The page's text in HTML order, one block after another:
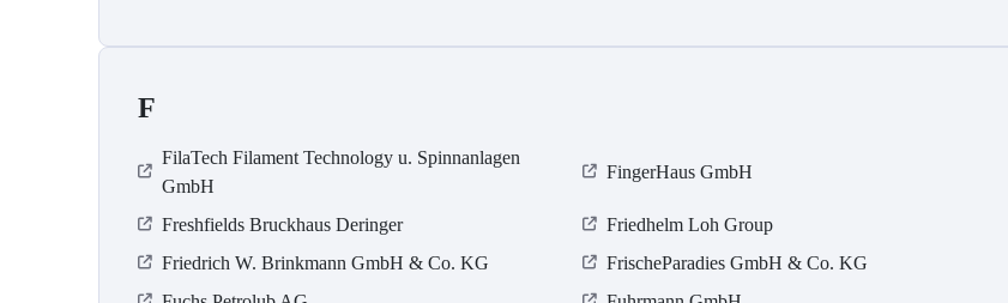
F
FilaTech Filament Technology u. Spinnanlagen
GmbH
FingerHaus GmbH
Freshfields Bruckhaus Deringer
Friedhelm Loh Group
Friedrich W. Brinkmann GmbH & Co. KG
FrischeParadies GmbH & Co. KG